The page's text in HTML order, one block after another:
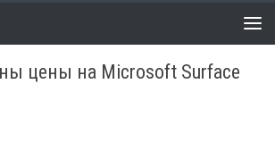
0 COMMENTS
цены на Microsoft Surface